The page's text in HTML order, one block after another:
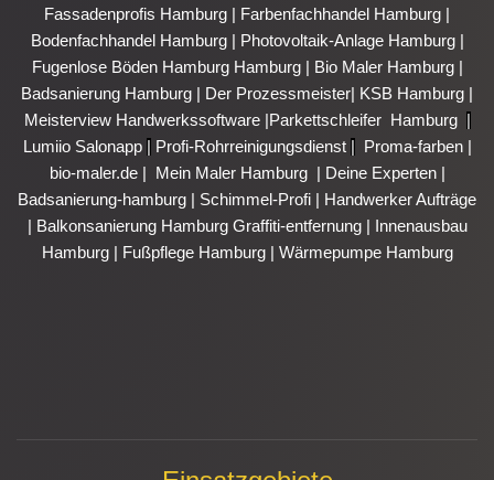
Fassadenprofis Hamburg
Farbenfachhandel Hamburg
Bodenfachhandel Hamburg
Photovoltaik-Anlage Hamburg
Fugenlose Böden Hamburg Hamburg
Bio Maler Hamburg
Badsanierung Hamburg
Der Prozessmeister KSB Hamburg
Meisterview Handwerkssoftware |
Parkettschleifer Hamburg
Lumiio Salonapp
Profi-Rohrreinigungsdienst Proma-farben|
bio-maler.de| Mein Maler Hamburg Deine Experten|
Badsanierung-hamburg
Schimmel-Profi
Handwerker Aufträge
Balkonsanierung Hamburg Graffiti-entfernung|
Innenausbau
Hamburg
Fußpflege Hamburg| Wärmepumpe Hamburg